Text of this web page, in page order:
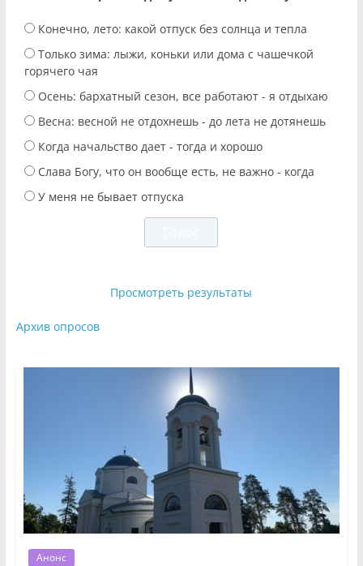
Конечно, лето: какой отпуск без солнца и тепла
Только зима: лыжи, коньки или дома с чашечкой
горячего чая
Осень: бархатный сезон, все работают - я отдыхаю
Весна: весной не отдохнешь - до лета не дотянешь
Когда начальство дает - тогда и хорошо
Слава Богу, что он вообще есть, не важно - когда
У меня не бывает отпуска
Просмотреть результаты
Архив опросов
Анонс